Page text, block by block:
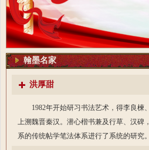
翰墨名家
洪厚甜
1982年开始研习书法艺术，得李良
上溯魏晋秦汉。潜心楷书兼及行草、汉
系的传统帖学笔法体系进行了系统的研究